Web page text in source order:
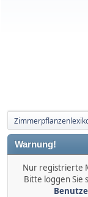
Warnung!
Nur registrierte
Bitte loggen Sie